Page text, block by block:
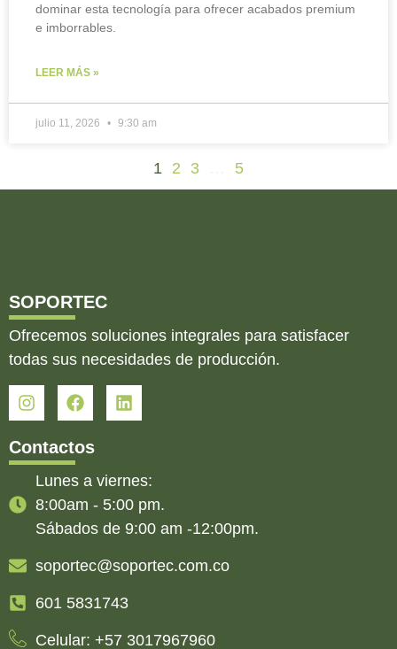
dominar esta tecnología para ofrecer acabados premium
e imborrables.
LEER MÁS »
julio 11, 2026 9:30 am
1 2 3 5
SOPORTEC
Ofrecemos soluciones integrales para satisfacer
todas sus necesidades de producción.
Contactos
Lunes a viernes:
8:00am - 5:00 pm.
Sábados de 9:00 am -12:00pm.
soportec@soportec.com.co
601 5831743
Celular: +57 3017967960